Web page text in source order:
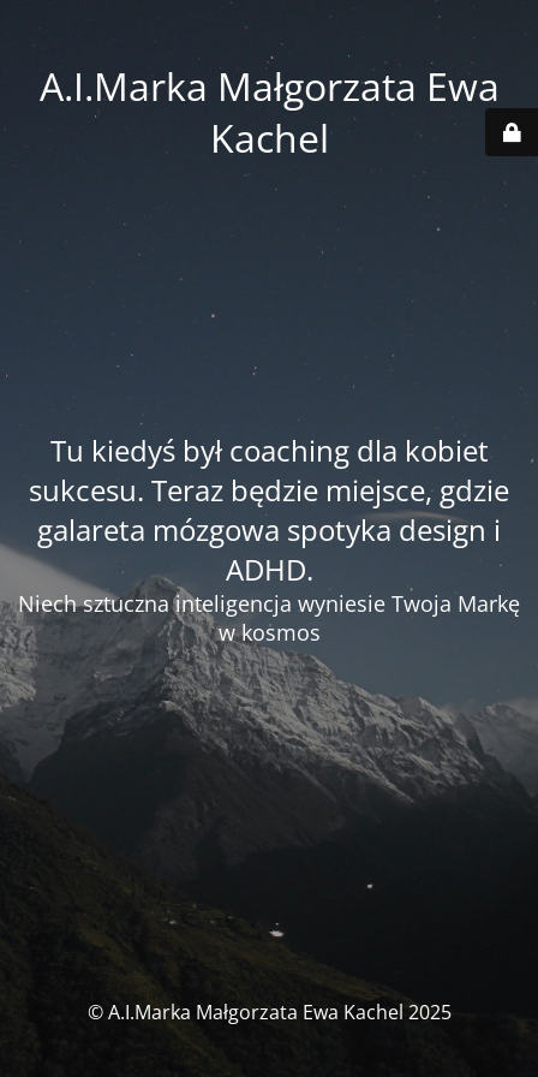
A.I.Marka Małgorzata Ewa
Kachel
Tu kiedyś był coaching dla kobiet
sukcesu. Teraz będzie miejsce, gdzie
galareta mózgowa spotyka design i
ADHD.
Niech sztuczna inteligencja wyniesie Twoja Markę
w kosmos
© A.I.Marka Małgorzata Ewa Kachel 2025